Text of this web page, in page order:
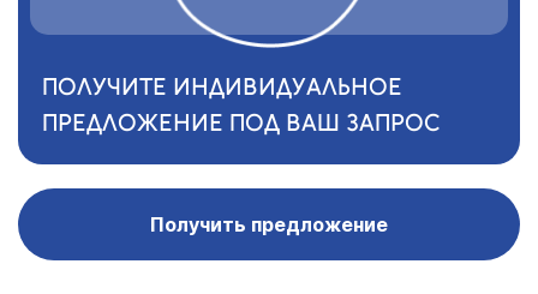
ПОЛУЧИТЕ ИНДИВИДУАЛЬНОЕ
ПРЕДЛОЖЕНИЕ ПОД ВАШ ЗАПРОС
Получить предложение